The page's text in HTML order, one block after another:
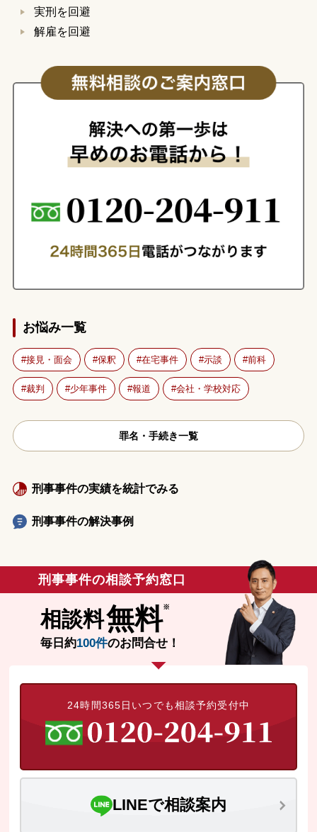
実刑を回避
解雇を回避
お悩み一覧
接見・面会 保釈 在宅事件 示談 前科
裁判 少年事件 報道 会社・学校対応
罪名・手続き一覧
刑事事件の実績を統計でみる
刑事事件の解決事例
刑事事件の相談予約窓口
相談料無料
毎日約100件のお問合せ！
24時間365日いつでも相談予約受付中
LINEで相談案内